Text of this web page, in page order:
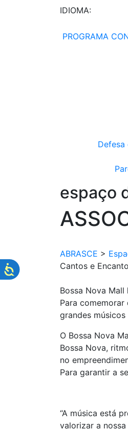
IDIOMA:
PROGRAMA
espaço
ABRASCE >
Cantos e
Bossa Nova
Para
grandes
O Bossa Nova
Bossa Nova,
no
Para garantir a
“A música está
valorizar a